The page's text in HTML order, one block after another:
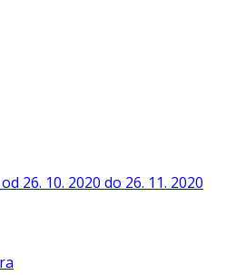
26. 10. 2020 do 26. 11. 2020